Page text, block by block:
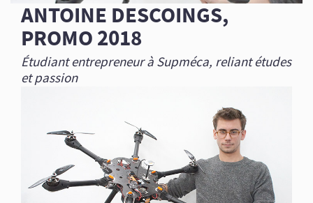
ANTOINE DESCOINGS,
PROMO 2018
Étudiant entrepreneur à Supméca, reliant études
et passion